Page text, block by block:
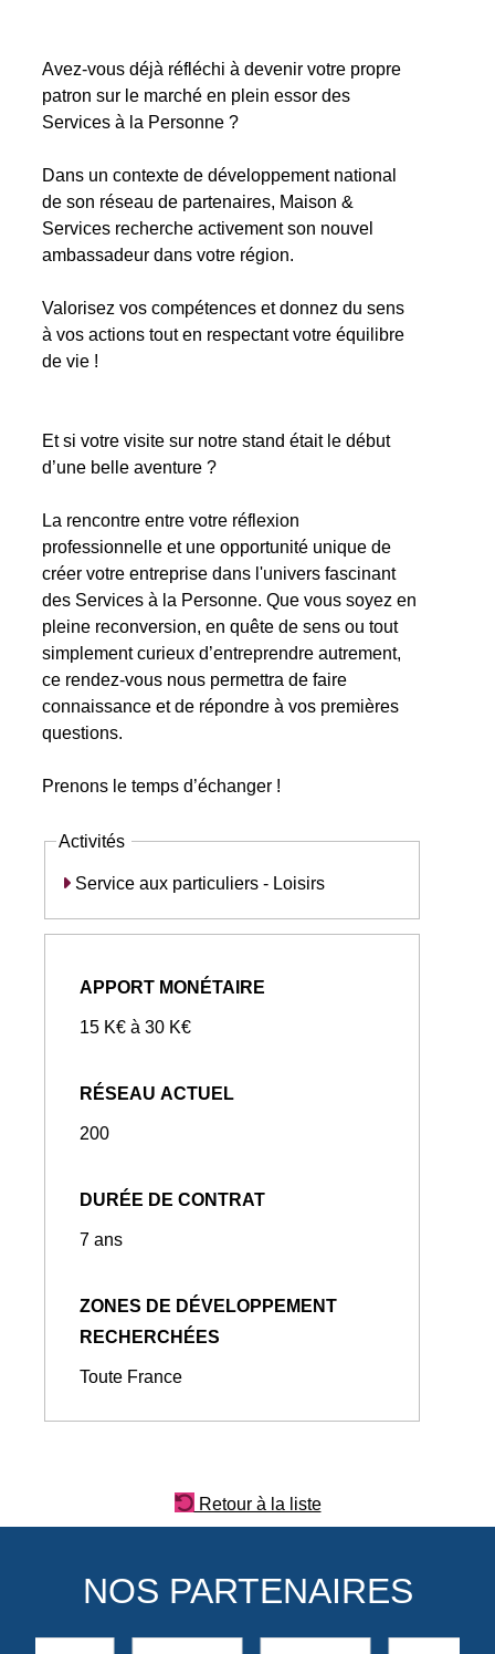
Avez-vous déjà réfléchi à devenir votre propre
patron sur le marché en plein essor des
Services à la Personne ?
Dans un contexte de développement national
de son réseau de partenaires, Maison &
Services recherche activement son nouvel
ambassadeur dans votre région.
Valorisez vos compétences et donnez du sens
à vos actions tout en respectant votre équilibre
de vie !
Et si votre visite sur notre stand était le début
d’une belle aventure ?
La rencontre entre votre réflexion
professionnelle et une opportunité unique de
créer votre entreprise dans l'univers fascinant
des Services à la Personne. Que vous soyez en
pleine reconversion, en quête de sens ou tout
simplement curieux d’entreprendre autrement,
ce rendez-vous nous permettra de faire
connaissance et de répondre à vos premières
questions.
Prenons le temps d’échanger !
Activités
Service aux particuliers - Loisirs
APPORT MONÉTAIRE
15 K€ à 30 K€
RÉSEAU ACTUEL
200
DURÉE DE CONTRAT
7 ans
ZONES DE DÉVELOPPEMENT
RECHERCHÉES
Toute France
Retour à la liste
NOS PARTENAIRES